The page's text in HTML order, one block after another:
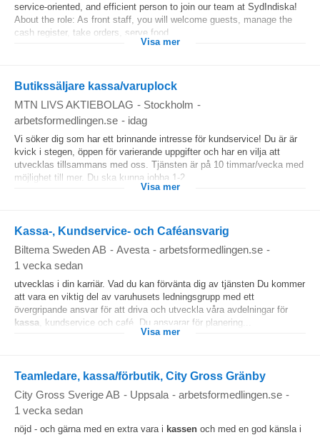
service-oriented, and efficient person to join our team at SydIndiska!
About the role: As front staff, you will welcome guests, manage the
cash register, take orders, serve food...
Visa mer
Butikssäljare kassa/varuplock
MTN LIVS AKTIEBOLAG - Stockholm -
arbetsformedlingen.se - idag
Vi söker dig som har ett brinnande intresse för kundservice! Du är är
kvick i stegen, öppen för varierande uppgifter och har en vilja att
utvecklas tillsammans med oss. Tjänsten är på 10 timmar/vecka med
möjlighet till mer. Du ska kunna jobba 1-2...
Visa mer
Kassa-, Kundservice- och Caféansvarig
Biltema Sweden AB - Avesta - arbetsformedlingen.se -
1 vecka sedan
utvecklas i din karriär. Vad du kan förvänta dig av tjänsten Du kommer
att vara en viktig del av varuhusets ledningsgrupp med ett
övergripande ansvar för att driva och utveckla våra avdelningar för
kassa , kundservice och café. Du ansvarar för planering...
Visa mer
Teamledare, kassa/förbutik, City Gross Gränby
City Gross Sverige AB - Uppsala - arbetsformedlingen.se -
1 vecka sedan
nöjd - och gärna med en extra vara i kassen och med en god känsla i